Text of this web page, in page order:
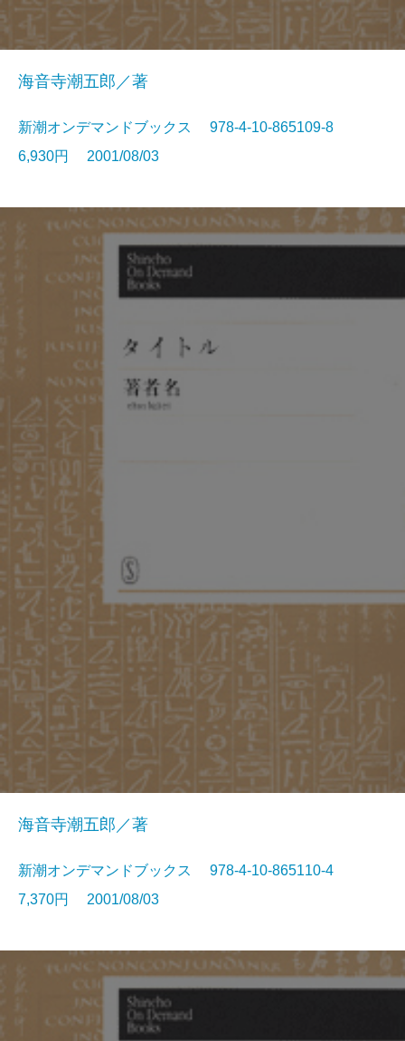
海音寺潮五郎／著
新潮オンデマンドブックス 978-4-10-865109-8
6,930円 2001/08/03
海音寺潮五郎／著
新潮オンデマンドブックス 978-4-10-865110-4
7,370円 2001/08/03